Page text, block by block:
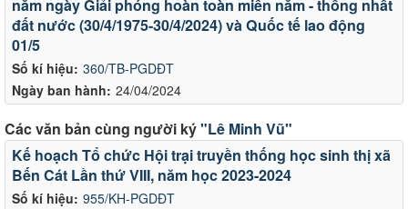
Số kí hiệu: 360/TB-PGDĐT
Ngày ban hành: 24/04/2024
năm ngày Giải phóng hoàn toàn miền năm - thống nhất
đất nước (30/4/1975-30/4/2024) và Quốc tế lao động
01/5
Các văn bản cùng người ký"Lê Minh Vũ"
Số kí hiệu: 955/KH-PGDĐT
Kế hoạch Tổ chức Hội trại truyền thống học sinh thị xã
Bến Cát Lần thứ VIII, năm học 2023-2024